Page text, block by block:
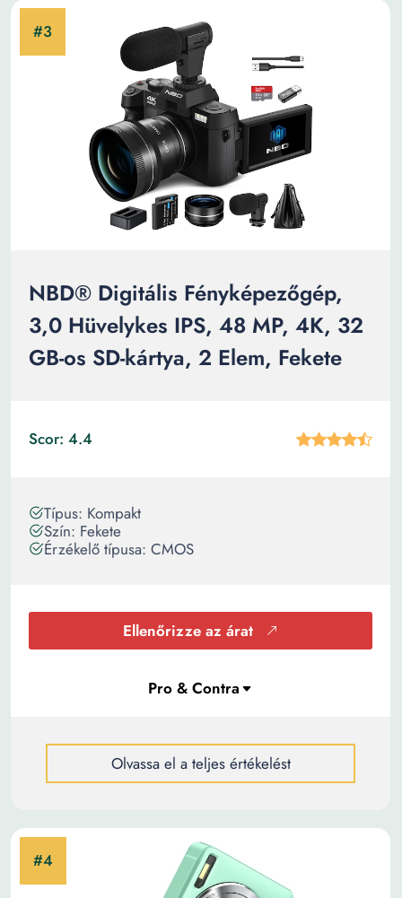
NBD® Digitális Fényképezőgép,
3,0 Hüvelykes IPS, 48 MP, 4K, 32
GB-os SD-kártya, 2 Elem, Fekete
Scor: 4.4
Típus: Kompakt
Szín: Fekete
Érzékelő típusa: CMOS
Ellenőrizze az árat
Olvassa el a teljes értékelést